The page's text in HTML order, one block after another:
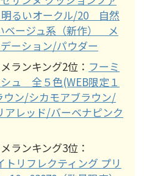
るいオークル/20 自然
ベージュ系（新作） メ
ーション/パウダー
ランキング2位： フーミ
ュ 全５色(WEB限定１
ン/シカモアブラウン/
レッド/バーベナピンク
ランキング3位：
トリフレクティング プリ